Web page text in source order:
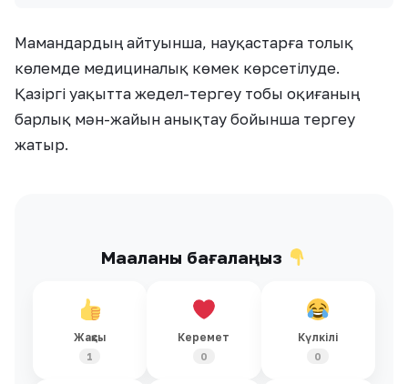
Мамандардың айтуынша, науқастарға толық
көлемде медициналық көмек көрсетілуде.
Қазіргі уақытта жедел-тергеу тобы оқиғаның
барлық мән-жайын анықтау бойынша тергеу
жатыр.
Мақаланы бағалаңыз
Жақсы
1
Керемет
0
Күлкілі
0